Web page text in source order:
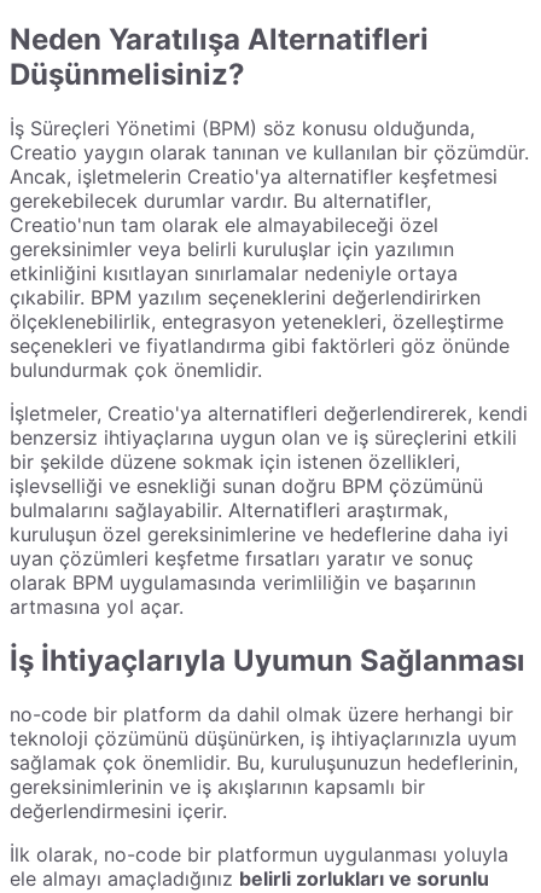
Neden Yaratılışa Alternatifleri
Düşünmelisiniz?
İş Süreçleri Yönetimi (BPM) söz konusu olduğunda,
Creatio yaygın olarak tanınan ve kullanılan bir çözümdür.
Ancak, işletmelerin Creatio'ya alternatifler keşfetmesi
gerekebilecek durumlar vardır. Bu alternatifler,
Creatio'nun tam olarak ele almayabileceği özel
gereksinimler veya belirli kuruluşlar için yazılımın
etkinliğini kısıtlayan sınırlamalar nedeniyle ortaya
çıkabilir. BPM yazılım seçeneklerini değerlendirirken
ölçeklenebilirlik, entegrasyon yetenekleri, özelleştirme
seçenekleri ve fiyatlandırma gibi faktörleri göz önünde
bulundurmak çok önemlidir.
İşletmeler, Creatio'ya alternatifleri değerlendirerek, kendi
benzersiz ihtiyaçlarına uygun olan ve iş süreçlerini etkili
bir şekilde düzene sokmak için istenen özellikleri,
işlevselliği ve esnekliği sunan doğru BPM çözümünü
bulmalarını sağlayabilir. Alternatifleri araştırmak,
kuruluşun özel gereksinimlerine ve hedeflerine daha iyi
uyan çözümleri keşfetme fırsatları yaratır ve sonuç
olarak BPM uygulamasında verimliliğin ve başarının
artmasına yol açar.
İş İhtiyaçlarıyla Uyumun Sağlanması
no-code bir platform da dahil olmak üzere herhangi bir
teknoloji çözümünü düşünürken, iş ihtiyaçlarınızla uyum
sağlamak çok önemlidir. Bu, kuruluşunuzun hedeflerinin,
gereksinimlerinin ve iş akışlarının kapsamlı bir
değerlendirmesini içerir.
İlk olarak, no-code bir platformun uygulanması yoluyla
ele almayı amaçladığınız belirli zorlukları ve sorunlu